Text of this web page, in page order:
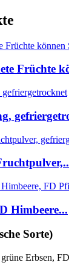
Früchte
Himbeere...
Sorte)